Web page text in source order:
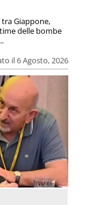
il 6 Agosto, 2026
Giappone,
delle bombe